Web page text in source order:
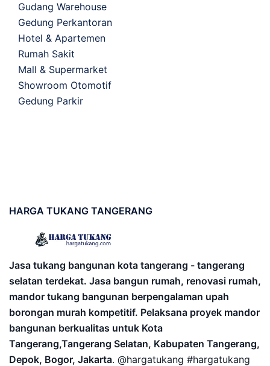
Gudang Warehouse
Gedung Perkantoran
Hotel & Apartemen
Rumah Sakit
Mall & Supermarket
Showroom Otomotif
Gedung Parkir
HARGA TUKANG TANGERANG
Jasa tukang bangunan kota tangerang - tangerang
selatan terdekat. Jasa bangun rumah, renovasi rumah,
mandor tukang bangunan berpengalaman upah
borongan murah kompetitif. Pelaksana proyek mandor
bangunan berkualitas untuk Kota
Tangerang,Tangerang Selatan, Kabupaten Tangerang,
Depok, Bogor, Jakarta. @hargatukang #hargatukang